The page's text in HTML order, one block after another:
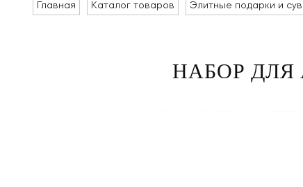
Главная Каталог товаров Элитные подарки и
НАБОР